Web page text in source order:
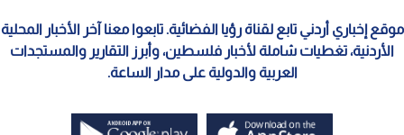
موقع إخباري أردني تابع لقناة رؤيا الفضائية. تابعوا معنا آخر الأخبار المحلية
الأردنية، تغطيات شاملة لأخبار فلسطين، وأبرز التقارير والمستجدات
العربية والدولية على مدار الساعة.